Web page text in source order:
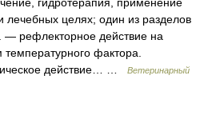
гидротерапия, применение
лечебных целях; один из разделов
— рефлекторное действие на
фактора.
действие… …
Ветеринарный